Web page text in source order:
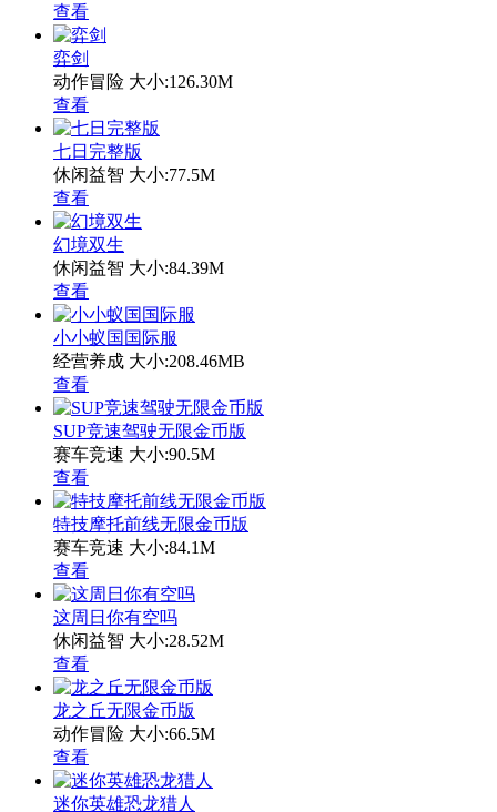
查看
弈剑
动作冒险 大小:126.30M
查看
七日完整版
休闲益智 大小:77.5M
查看
幻境双生
休闲益智 大小:84.39M
查看
小小蚁国国际服
经营养成 大小:208.46MB
查看
SUP竞速驾驶无限金币版
赛车竞速 大小:90.5M
查看
特技摩托前线无限金币版
赛车竞速 大小:84.1M
查看
这周日你有空吗
休闲益智 大小:28.52M
查看
龙之丘无限金币版
动作冒险 大小:66.5M
查看
迷你英雄恐龙猎人